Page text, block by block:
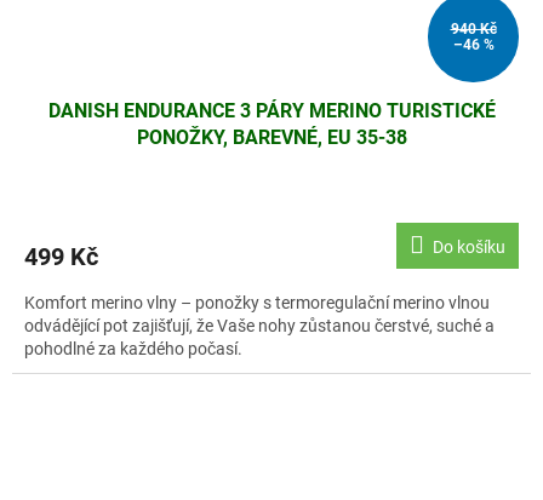
940 Kč
–46 %
DANISH ENDURANCE 3 PÁRY MERINO TURISTICKÉ
PONOŽKY, BAREVNÉ, EU 35-38
499 Kč Do košíku
Komfort merino vlny – ponožky s termoregulační merino vlnou
odvádějící pot zajišťují, že Vaše nohy zůstanou čerstvé, suché a
pohodlné za každého počasí.